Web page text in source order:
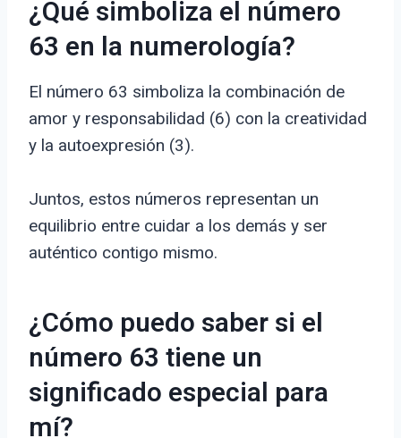
¿Qué simboliza el número
63 en la numerología?
El número 63 simboliza la combinación de
amor y responsabilidad (6) con la creatividad
y la autoexpresión (3).
Juntos, estos números representan un
equilibrio entre cuidar a los demás y ser
auténtico contigo mismo.
¿Cómo puedo saber si el
número 63 tiene un
significado especial para
mí?